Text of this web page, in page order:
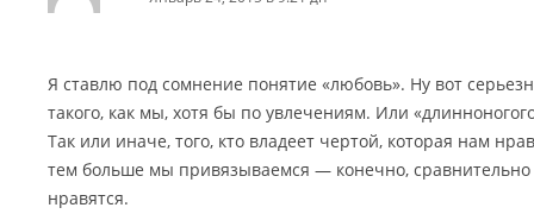
Я ставлю под сомнение понятие «любовь». Ну вот
такого, как мы, хотя бы по увлечениям. Или
Так или иначе, того, кто владеет чертой, которая нам
тем больше мы привязываемся — конечно,
нравятся.